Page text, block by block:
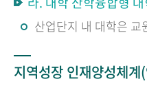
산업단지 내 대학은
지역성장 인재양성체